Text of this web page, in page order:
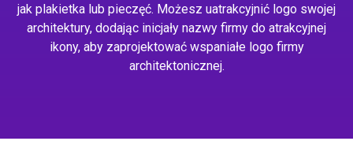
jak plakietka lub pieczęć. Możesz uatrakcyjnić logo swojej
architektury, dodając inicjały nazwy firmy do atrakcyjnej
ikony, aby zaprojektować wspaniałe logo firmy
architektonicznej.